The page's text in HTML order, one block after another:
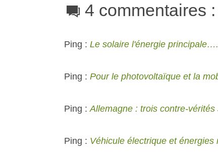
4 commentaires :
Ping : Le solaire l'énergie
Ping : Pour le photovoltaïque et la
Ping :Allemagne : trois contre-
Ping : Véhicule électrique et